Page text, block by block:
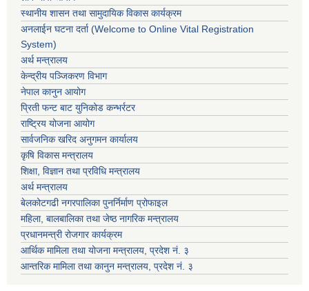
स्थानीय शासन तथा सामुदायिक विकास कार्यक्रम
अनलाईन घटना दर्ता (Welcome to Online Vital Registration
System)
अर्थ मन्त्रालय
केन्द्रीय पञ्जिकरण विभाग
नेपाल कानुन आयोग
प्रिती फन्ट बाट युनिकोड कन्भर्रटर
राष्ट्रिय योजना आयोग
सार्वजनिक खरिद अनुगमन कार्यालय
कृषि विकास मन्त्रालय
शिक्षा, विज्ञान तथा प्रविधि मन्त्रालय
अर्थ मन्त्रालय
बेलकोटगढी नगरपालिका पुनर्निर्माण प्रोफाइल
महिला, बालबालिका तथा जेष्ठ नागरिक मन्त्रालय
प्रधानमन्त्री रोजगार कार्यक्रम
आर्थिक मामिला तथा योजना मन्त्रालय, प्रदेश नं. ३
आन्तरिक मामिला तथा कानुन मन्त्रालय, प्रदेश नं. ३